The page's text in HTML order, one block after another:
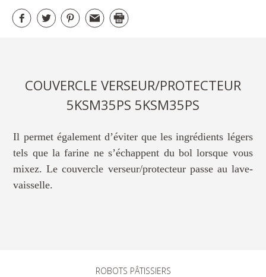
COUVERCLE VERSEUR/PROTECTEUR
5KSM35PS 5KSM35PS
Il permet également d’éviter que les ingrédients légers
tels que la farine ne s’échappent du bol lorsque vous
mixez. Le couvercle verseur/protecteur passe au lave-
vaisselle.
ROBOTS PÂTISSIERS